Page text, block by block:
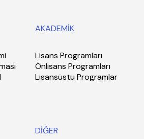
AKADEMİK
Lisans Programları
Önlisans Programları
Lisansüstü Programlar
DİĞER